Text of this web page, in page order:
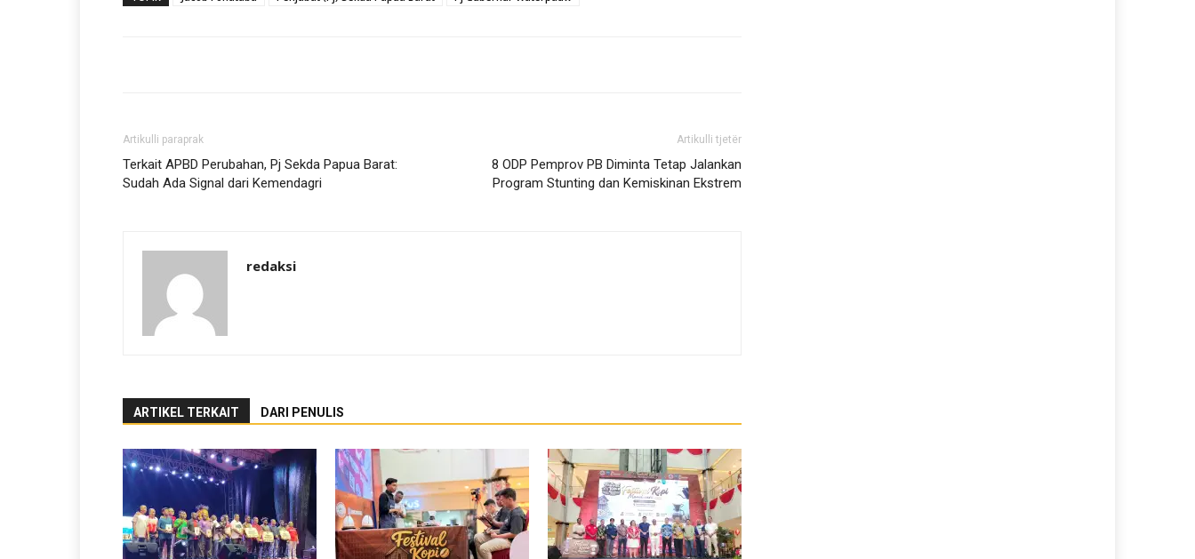
Artikulli paraprak
Terkait APBD Perubahan, Pj Sekda Papua Barat:
Sudah Ada Signal dari Kemendagri
Artikulli tjetër
8 ODP Pemprov PB Diminta Tetap Jalankan
Program Stunting dan Kemiskinan Ekstrem
redaksi
ARTIKEL TERKAIT DARI PENULIS